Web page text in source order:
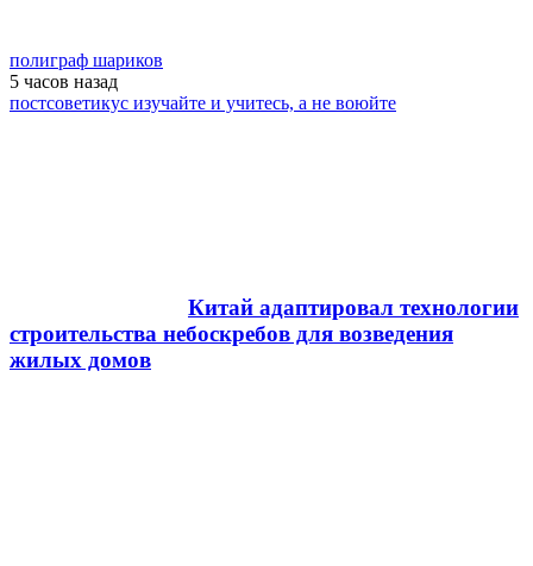
полиграф шариков
5 часов назад
постсоветикус изучайте и учитесь, а не воюйте
Китай адаптировал технологии
строительства небоскребов для возведения
жилых домов